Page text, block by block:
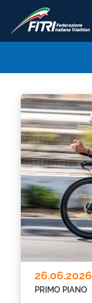
PRIMO PIANO
26.06.2026